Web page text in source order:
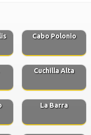
Cabo Polonio
Cuchilla Alta
La Barra